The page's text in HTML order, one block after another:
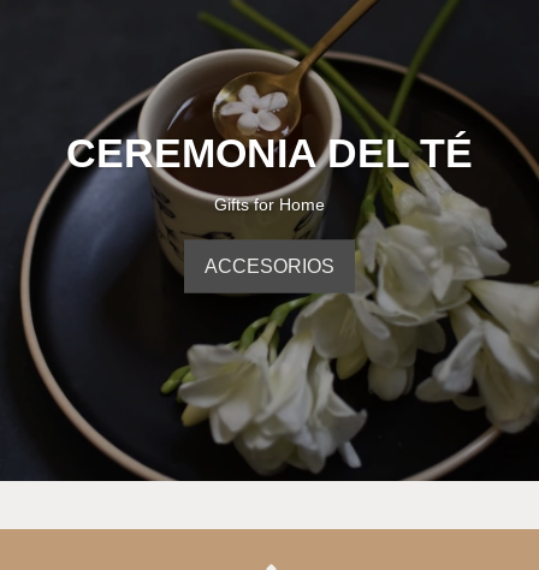
CEREMONIA DEL TÉ
Gifts for Home
ACCESORIOS